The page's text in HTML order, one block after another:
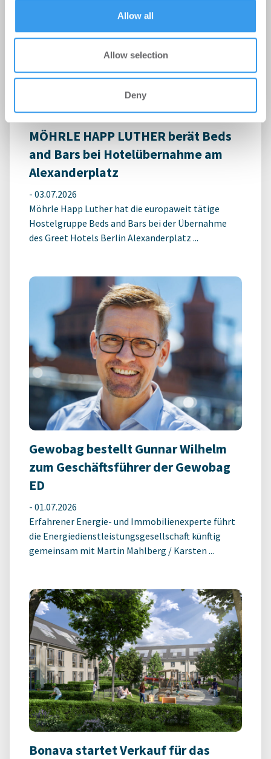
Allow all
Allow selection
Deny
Erster Spatenstich für neuen
Schulcampus Eberswalde-Finow
Login für den ganzen Artikel Wenn noch nicht
registriert, erstellen Sie sich jetzt Ihren
MÖHRLE HAPP LUTHER berät Beds
and Bars bei Hotelübernahme am
Alexanderplatz
- 03.07.2026
Möhrle Happ Luther hat die europaweit tätige
Hostelgruppe Beds and Bars bei der Übernahme
des Greet Hotels Berlin Alexanderplatz ...
Gewobag bestellt Gunnar Wilhelm
zum Geschäftsführer der Gewobag
ED
- 01.07.2026
Erfahrener Energie- und Immobilienexperte führt
die Energiedienstleistungsgesellschaft künftig
gemeinsam mit Martin Mahlberg / Karsten ...
Bonava startet Verkauf für das